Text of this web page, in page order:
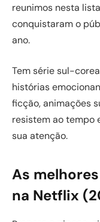
reunimos nesta
conquistaram o
ano.
Tem série sul-
histórias
ficção, animações
resistem ao tempo
sua atenção.
As
na Netflix